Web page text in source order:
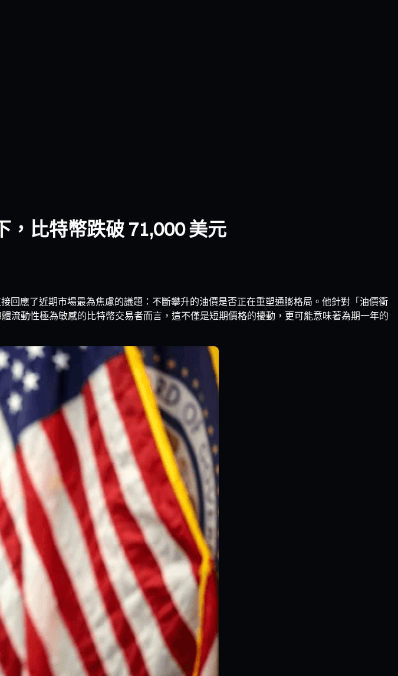
比特幣跌破 71,000 美元
回應了近期市場最為焦慮的議題：不斷攀升的油價是否正在重塑通膨格局。他針對「油價衝
動性極為敏感的比特幣交易者而言，這不僅是短期價格的擾動，更可能意味著為期一年的